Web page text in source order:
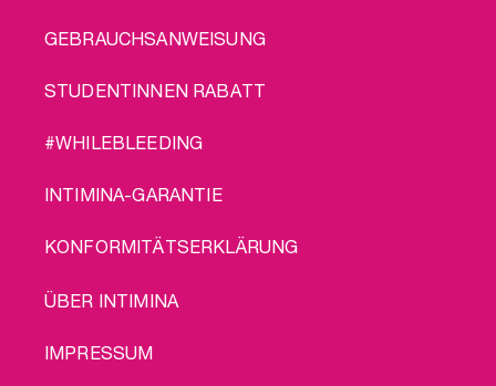
GEBRAUCHSANWEISUNG
STUDENTINNEN RABATT
#WHILEBLEEDING
INTIMINA-GARANTIE
KONFORMITÄTSERKLÄRUNG
LEGAL
ÜBER INTIMINA
IMPRESSUM